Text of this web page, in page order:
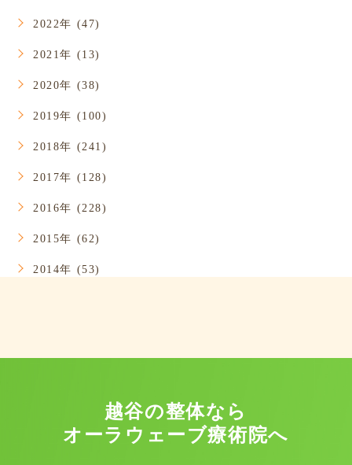
2022年 (47)
2021年 (13)
2020年 (38)
2019年 (100)
2018年 (241)
2017年 (128)
2016年 (228)
2015年 (62)
2014年 (53)
越谷の整体なら
オーラウェーブ療術院へ